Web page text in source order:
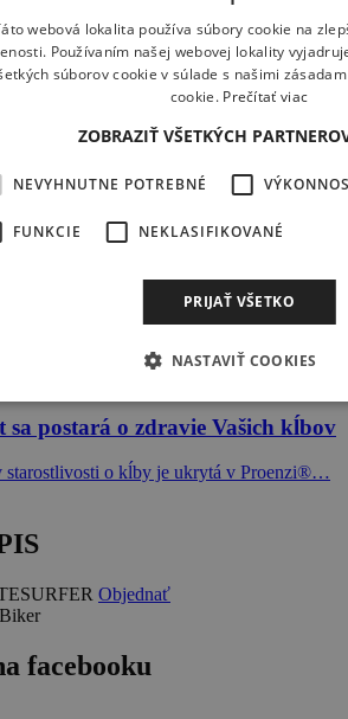
postará o zdravie Vašich kĺbov
starostlivosti o kĺby je ukrytá v Proenzi®…
Objednať
facebooku
webová lokalita používa súbory cookie na
Používaním našej webovej lokality
súborov cookie v súlade s našimi
cookie. Prečítať viac
ZOBRAZIŤ VŠETKÝCH
NEVYHNUTNE POTREBNÉ
FUNKCIE NEKLASIFIKOVANÉ
PRIJAŤ VŠETKO
NASTAVIŤ COOKIES